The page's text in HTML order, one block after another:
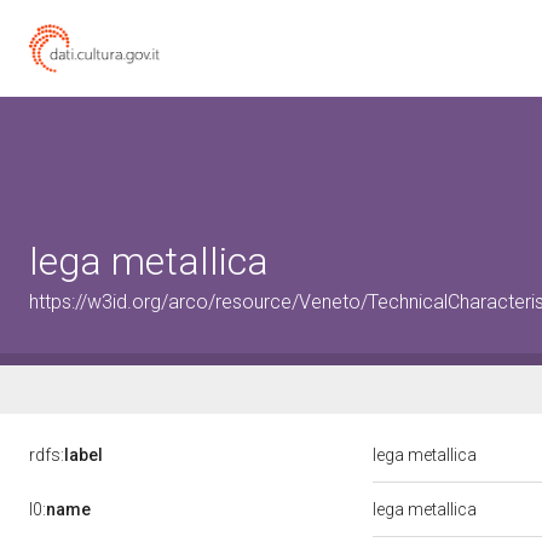
lega metallica
https://w3id.org/arco/resource/Veneto/
rdfs: label lega metallica
l0:name lega metallica